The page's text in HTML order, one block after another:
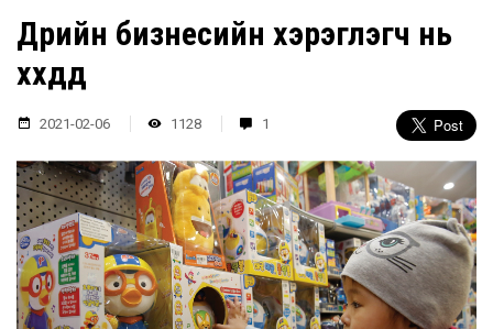
Дүрийн бизнесийн хэрэглэгч нь
хүүхдүүд
2021-02-06 1128 1